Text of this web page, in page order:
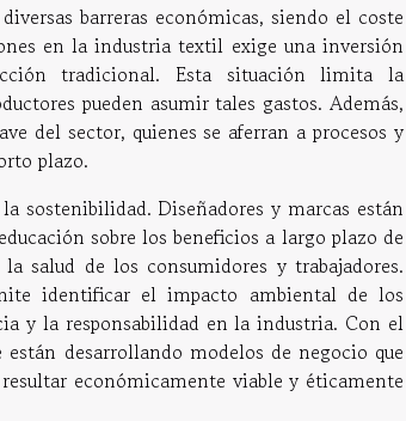
barreras económicas, siendo el coste
en la industria textil exige una inversión
tradicional. Esta situación limita la
pueden asumir tales gastos. Además,
del sector, quienes se aferran a procesos y
plazo.
sostenibilidad. Diseñadores y marcas están
sobre los beneficios a largo plazo de
salud de los consumidores y trabajadores.
identificar el impacto ambiental de los
y la responsabilidad en la industria. Con el
desarrollando modelos de negocio que
económicamente viable y éticamente